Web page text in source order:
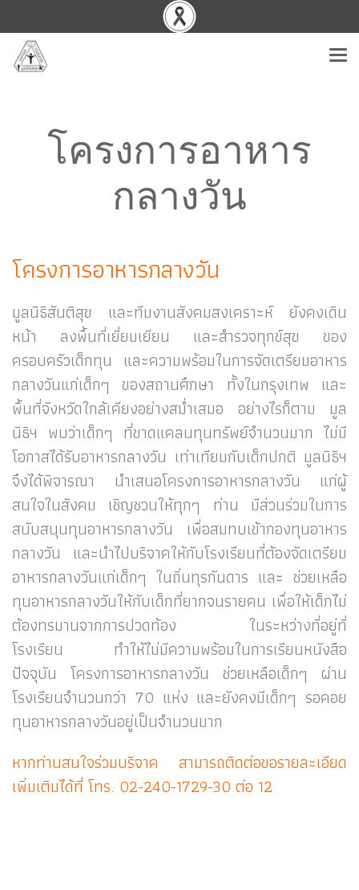
โครงการอาหาร
กลางวัน
โครงการอาหารกลางวัน
มูลนิธิสันติสุข และทีมงานสังคมสงเคราะห์ ยังคงเดิน
หน้า ลงพื้นที่เยี่ยมเยียน และสำรวจทุกข์สุข ของ
ครอบครัวเด็กทุน และความพร้อมในการจัดเตรียมอาหาร
กลางวันแก่เด็กๆ ของสถานศึกษา ทั้งในกรุงเทพ และ
พื้นที่จังหวัดใกล้เคียงอย่างสม่ำเสมอ อย่างไรก็ตาม มูล
นิธิฯ พบว่าเด็กๆ ที่ขาดแคลนทุนทรัพย์จำนวนมาก ไม่มี
โอกาสได้รับอาหารกลางวัน เท่าเทียมกับเด็กปกติ มูลนิธิฯ
จึงได้พิจารณา นำเสนอโครงการอาหารกลางวัน แก่ผู้
สนใจในสังคม เชิญชวนให้ทุกๆ ท่าน มีส่วนร่วมในการ
สนับสนุนทุนอาหารกลางวัน เพื่อสมทบเข้ากองทุนอาหาร
กลางวัน และนำไปบริจาคให้กับโรงเรียนที่ต้องจัดเตรียม
อาหารกลางวันแก่เด็กๆ ในถิ่นทุรกันดาร และ ช่วยเหลือ
ทุนอาหารกลางวันให้กับเด็กที่ยากจนรายคน เพื่อให้เด็กไม่
ต้องทรมานจากการปวดท้อง ในระหว่างที่อยู่ที่
โรงเรียน ทำให้ไม่มีความพร้อมในการเรียนหนังสือ
ปัจจุบัน โครงการอาหารกลางวัน ช่วยเหลือเด็กๆ ผ่าน
โรงเรียนจำนวนกว่า 70 แห่ง และยังคงมีเด็กๆ รอคอย
ทุนอาหารกลางวันอยู่เป็นจำนวนมาก
หากท่านสนใจร่วมบริจาค สามารถติดต่อขอรายละเอียด
เพิ่มเติมได้ที่ โทร. 02-240-1729-30 ต่อ 12